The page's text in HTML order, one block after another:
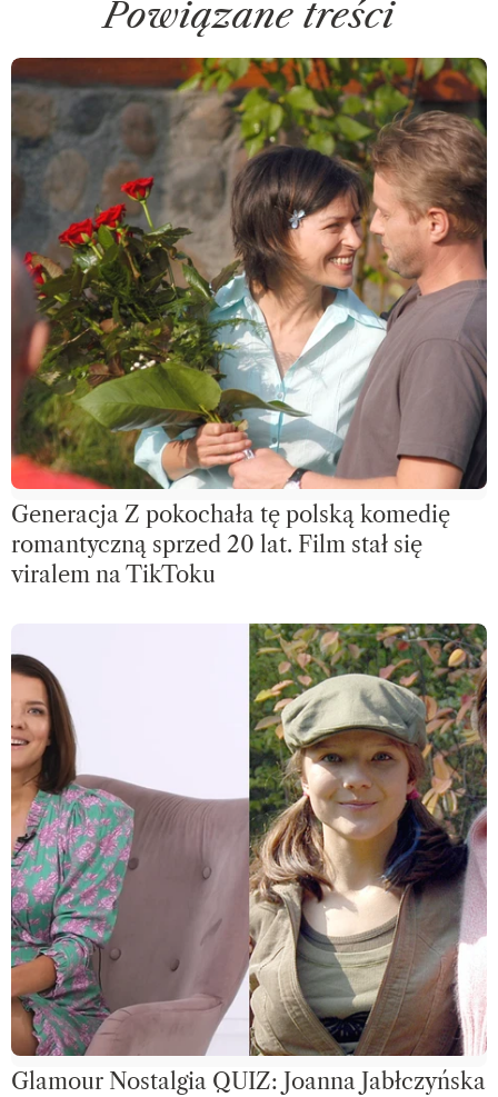
Powiązane treści
Generacja Z pokochała tę polską komedię
romantyczną sprzed 20 lat. Film stał się
viralem na TikToku
Glamour Nostalgia QUIZ: Joanna Jabłczyńska